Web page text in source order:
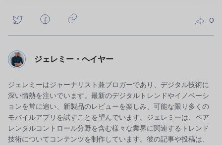
0
ジェレミー・ヘイヤー
ジェレミーはジャーナリスト兼ブロガーであり、デジタル技術に
深い情熱を注いでいます。最新のデジタルトレンドやイノベーシ
ョンを常に追い、新製品のレビューを楽しみ、可能な限り多くの
モバイルアプリを試すことを望んでいます。ジェレミーは、ペア
レンタルコントロール分野を含む様々な業界に関連するトレンド
技術についてコンテンツを制作しています。彼の記事や投稿は、